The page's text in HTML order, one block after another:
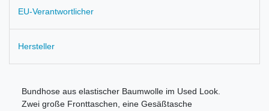
EU-Verantwortlicher
Hersteller
Bundhose aus elastischer Baumwolle im Used Look.
Zwei große Fronttaschen, eine Gesäßtasche